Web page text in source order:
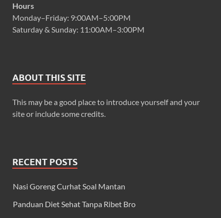
Hours
Monday–Friday: 9:00AM–5:00PM
Saturday & Sunday: 11:00AM–3:00PM
ABOUT THIS SITE
This may be a good place to introduce yourself and your
site or include some credits.
RECENT POSTS
Nasi Goreng Curhat Soal Mantan
Panduan Diet Sehat Tanpa Ribet Bro